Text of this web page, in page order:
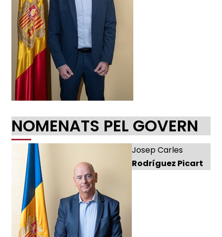
NOMENATS PEL GOVERN
Josep Carles
Rodríguez Picart